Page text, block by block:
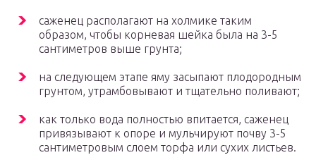
саженец располагают на холмике таким
образом, чтобы корневая шейка была на 3-5
сантиметров выше грунта;
на следующем этапе яму засыпают плодородным
грунтом, утрамбовывают и тщательно поливают;
как только вода полностью впитается, саженец
привязывают к опоре и мульчируют почву 3-5
сантиметровым слоем торфа или сухих листьев.